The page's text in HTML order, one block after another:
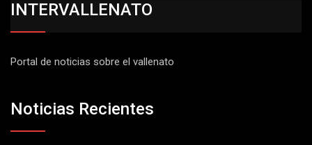
INTERVALLENATO
Portal de noticias sobre el vallenato
Noticias Recientes